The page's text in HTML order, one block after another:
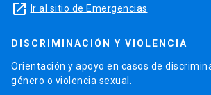
launch Ir al sitio de Emergencias
DISCRIMINACIÓN Y VIOLENCIA
Orientación y apoyo en casos de
género o violencia sexual.